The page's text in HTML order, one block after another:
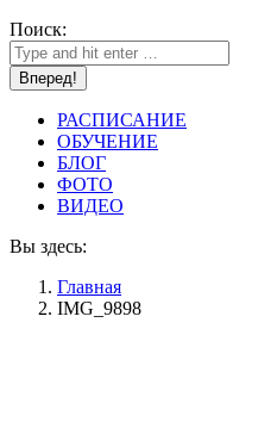
Поиск:
РАСПИСАНИЕ
ОБУЧЕНИЕ
БЛОГ
ФОТО
ВИДЕО
Вы здесь:
Главная
IMG_9898